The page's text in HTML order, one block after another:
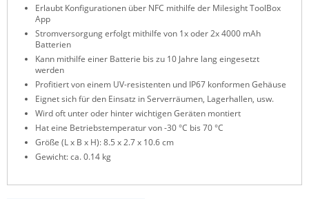
Erlaubt Konfigurationen über NFC mithilfe der Milesight ToolBox
App
Stromversorgung erfolgt mithilfe von 1x oder 2x 4000 mAh
Batterien
Kann mithilfe einer Batterie bis zu 10 Jahre lang eingesetzt
werden
Profitiert von einem UV-resistenten und IP67 konformen Gehäuse
Eignet sich für den Einsatz in Serverräumen, Lagerhallen, usw.
Wird oft unter oder hinter wichtigen Geräten montiert
Hat eine Betriebstemperatur von -30 °C bis 70 °C
Größe (L x B x H): 8.5 x 2.7 x 10.6 cm
Gewicht: ca. 0.14 kg